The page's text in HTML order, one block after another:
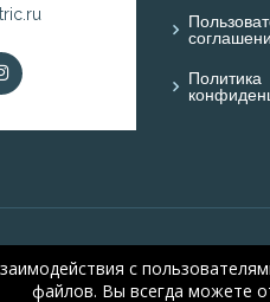
Политика
с
файлов. Вы всегда можете